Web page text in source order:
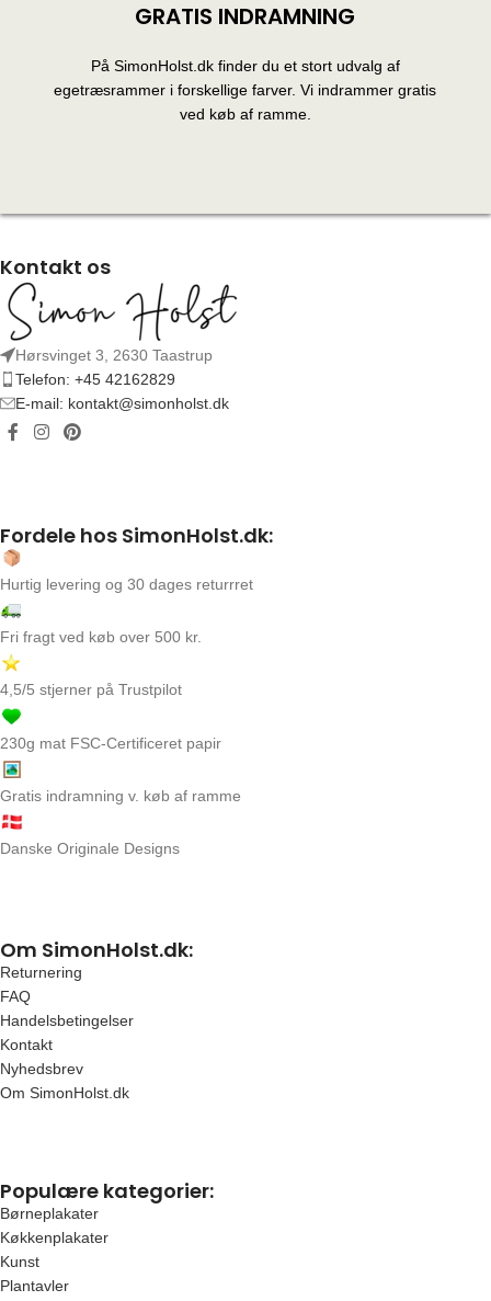
GRATIS INDRAMNING
På SimonHolst.dk finder du et stort udvalg af
egetræsrammer i forskellige farver. Vi indrammer gratis
ved køb af ramme.
Kontakt os
Hørsvinget 3, 2630 Taastrup
Telefon: +45 42162829
E-mail: kontakt@simonholst.dk
Fordele hos SimonHolst.dk:
Hurtig levering og 30 dages returrret
Fri fragt ved køb over 500 kr.
4,5/5 stjerner på Trustpilot
230g mat FSC-Certificeret papir
Gratis indramning v. køb af ramme
Danske Originale Designs
Om SimonHolst.dk:
Returnering
FAQ
Handelsbetingelser
Kontakt
Nyhedsbrev
Om SimonHolst.dk
Populære kategorier:
Børneplakater
Køkkenplakater
Kunst
Plantavler